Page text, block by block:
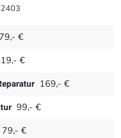
79,- €
€
169,- €
99,- €
79,- €